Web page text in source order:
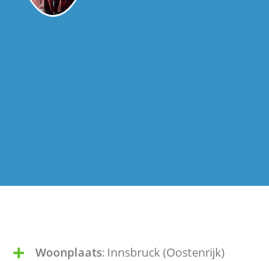
Woonplaats: Innsbruck (Oostenrijk)